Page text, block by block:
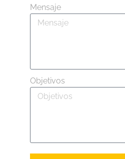
Mensaje
Objetivos